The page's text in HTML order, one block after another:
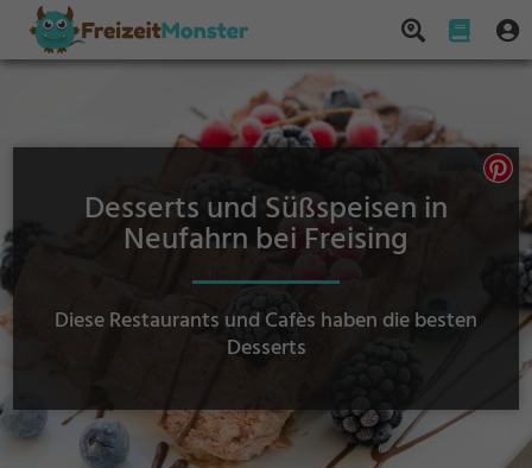
Desserts und Süßspeisen in
Neufahrn bei Freising
Diese Restaurants und Cafès haben die besten
Desserts